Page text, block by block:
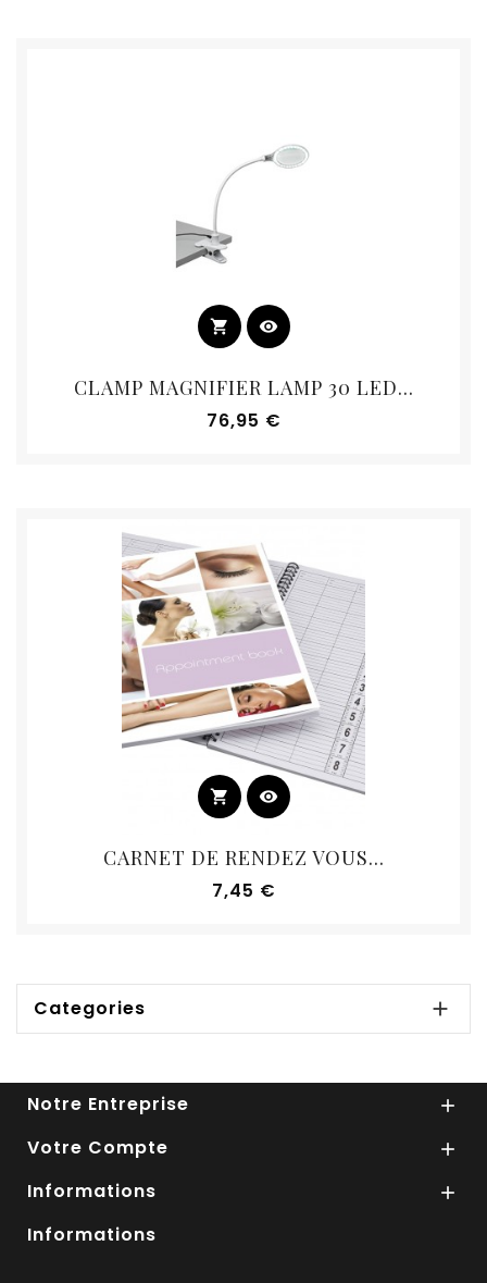
shopping_cart visibility
CLAMP MAGNIFIER LAMP 30 LED...
76,95 €
shopping_cart visibility
CARNET DE RENDEZ VOUS...
7,45 €
Categories 
Notre Entreprise 
Votre Compte 
Informations 
Informations